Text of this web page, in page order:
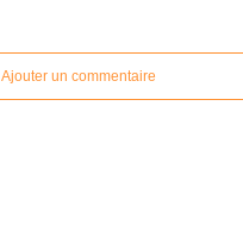
Ajouter un commentaire